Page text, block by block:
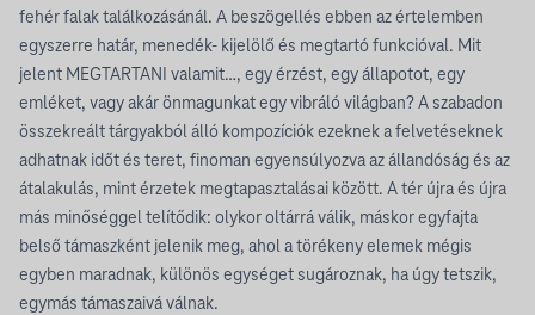
fehér falak találkozásánál. A beszögellés ebben az értelemben
egyszerre határ, menedék- kijelölő és megtartó funkcióval. Mit
jelent MEGTARTANI valamit…, egy érzést, egy állapotot, egy
emléket, vagy akár önmagunkat egy vibráló világban? A szabadon
összekreált tárgyakból álló kompozíciók ezeknek a felvetéseknek
adhatnak időt és teret, finoman egyensúlyozva az állandóság és az
átalakulás, mint érzetek megtapasztalásai között. A tér újra és újra
más minőséggel telítődik: olykor oltárrá válik, máskor egyfajta
belső támaszként jelenik meg, ahol a törékeny elemek mégis
egyben maradnak, különös egységet sugároznak, ha úgy tetszik,
egymás támaszaivá válnak.